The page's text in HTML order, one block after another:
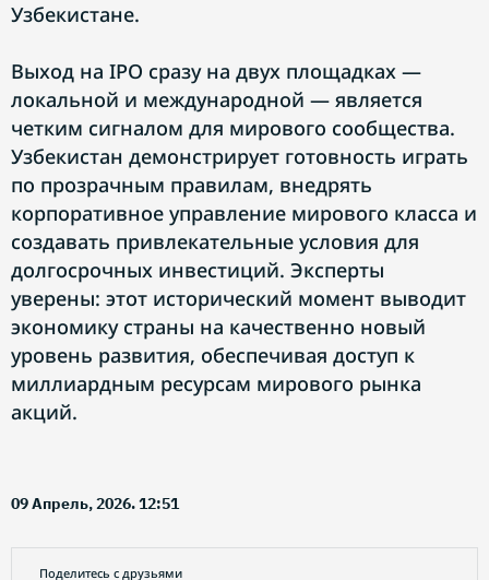
Узбекистане.
Выход на IPO сразу на двух площадках —
локальной и международной — является
четким сигналом для мирового сообщества.
Узбекистан демонстрирует готовность играть
по прозрачным правилам, внедрять
корпоративное управление мирового класса и
создавать привлекательные условия для
долгосрочных инвестиций. Эксперты
уверены: этот исторический момент выводит
экономику страны на качественно новый
уровень развития, обеспечивая доступ к
миллиардным ресурсам мирового рынка
акций.
09 Апрель, 2026. 12:51
Поделитесь с друзьями